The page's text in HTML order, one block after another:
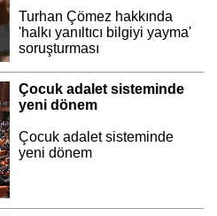
Turhan Çömez hakkında
'halkı yanıltıcı bilgiyi yayma'
soruşturması
Çocuk adalet sisteminde
yeni dönem
Çocuk adalet sisteminde
yeni dönem